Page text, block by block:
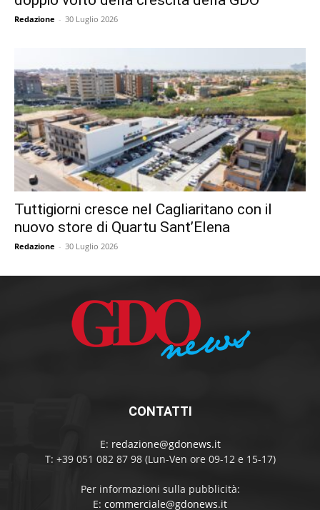
Redazione - 30 Luglio 2026
Tuttigiorni cresce nel Cagliaritano con il
nuovo store di Quartu Sant’Elena
Redazione - 30 Luglio 2026
CONTATTI
E: redazione@gdonews.it
T: +39 051 082 87 98 (Lun-Ven ore 09-12 e 15-17)
Per informazioni sulla pubblicità:
E: commerciale@gdonews.it